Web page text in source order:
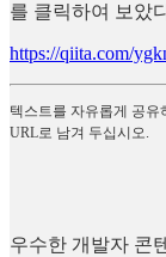
를 클릭하여 보았
https://qiita.com/
텍스트를 자유롭게 공
URL로 남겨 두십시오.
우수한 개발자 콘